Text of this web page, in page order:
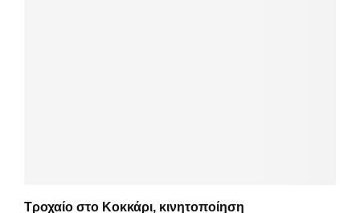
Τροχαίο στο Κοκκάρι, κινητοποίηση